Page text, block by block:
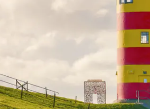
oben und unten oder erkunde die